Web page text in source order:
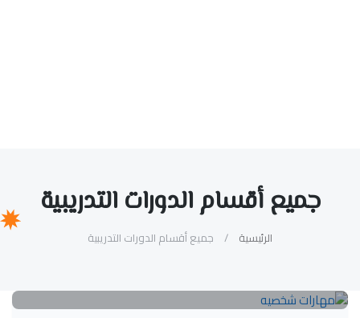
جميع أقسام الدورات التدريبية
الرئيسية جميع أقسام الدورات التدريبية